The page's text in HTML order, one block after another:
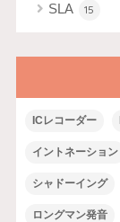
SLA 15
ICレコーダー
イントネーション
シャドーイング
ロングマン発音